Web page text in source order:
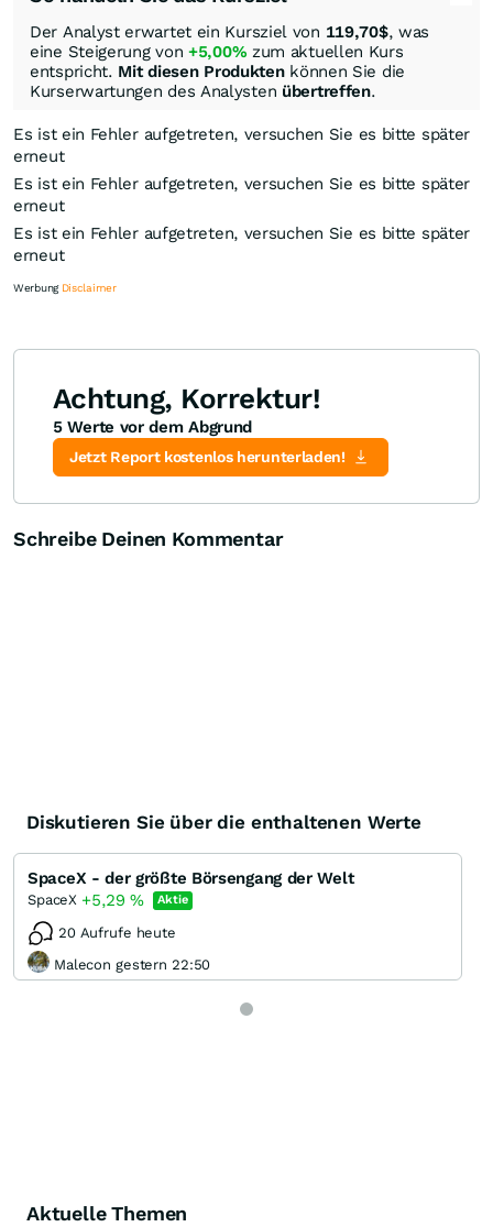
Der Analyst erwartet ein Kursziel von 119,70$, was
eine Steigerung von +5,00% zum aktuellen Kurs
entspricht. Mit diesen Produktenkönnen Sie die
Kurserwartungen des Analysten übertreffen.
Es ist ein Fehler aufgetreten, versuchen Sie es bitte später
erneut
Es ist ein Fehler aufgetreten, versuchen Sie es bitte später
erneut
Es ist ein Fehler aufgetreten, versuchen Sie es bitte später
erneut
Knock-Out-Suche
Optionsschein-Suche
Zertifikate-Suche
Werbung Disclaimer
Achtung, Korrektur!
5 Werte vor dem Abgrund
Jetzt Report kostenlos herunterladen!
Schreibe Deinen Kommentar
Diskutieren Sie über die enthaltenen Werte
SpaceX - der größte Börsengang der Welt
SpaceX +5,29% Aktie
20 Aufrufe heute
Malecon gestern 22:50
Aktuelle Themen